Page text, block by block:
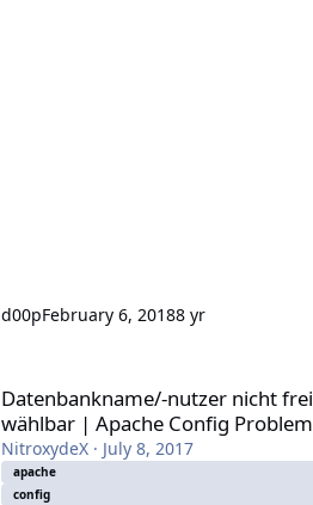
d00pFebruary 6, 20188 yr
Datenbankname/-nutzer nicht frei
wählbar | Apache Config Problem
NitroxydeX· July 8, 2017
apache
config